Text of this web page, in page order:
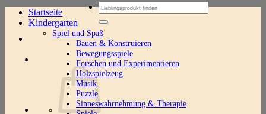
Suchen
nach:
Startseite
Kindergarten
Spiel und Spaß
Bauen & Konstruieren
Bewegungsspiele
Forschen und Experimentieren
Holzspielzeug
Musik
Puzzle
Sinneswahrnehmung & Therapie